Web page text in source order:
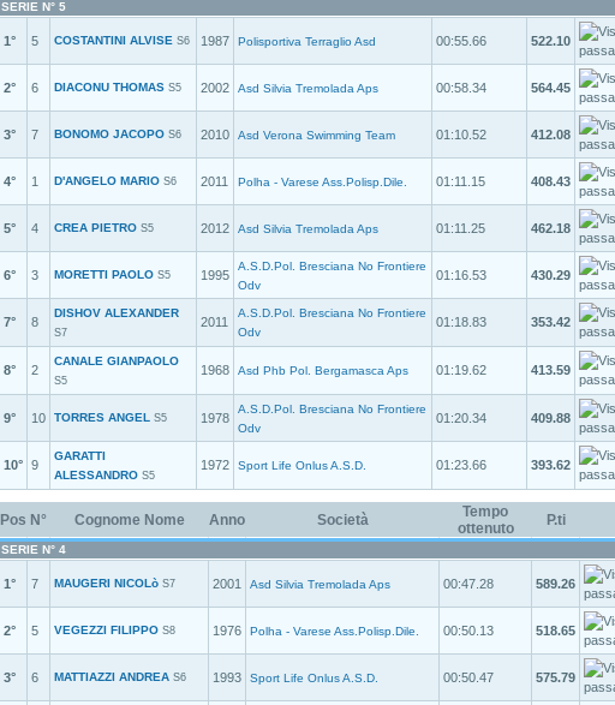
SERIE N° 5
1° 5 COSTANTINI ALVISE S6 1987 Polisportiva Terraglio Asd 00:55.66 522.10
2° 6 DIACONU THOMAS S5 2002 Asd Silvia Tremolada Aps 00:58.34 564.45
3° 7 BONOMO JACOPO S6 2010 Asd Verona Swimming Team 01:10.52 412.08
4° 1 D'ANGELO MARIO S6 2011 Polha - Varese Ass.Polisp.Dile. 01:11.15 408.43
5° 4 CREA PIETRO S5 2012 Asd Silvia Tremolada Aps 01:11.25 462.18
6° 3 MORETTI PAOLO S5 1995
A.S.D.Pol. Bresciana No Frontiere
Odv
01:16.53 430.29
7° 8
DISHOV ALEXANDER
S7
2011
A.S.D.Pol. Bresciana No Frontiere
Odv
01:18.83 353.42
8° 2
CANALE GIANPAOLO
S5
1968 Asd Phb Pol. Bergamasca Aps 01:19.62 413.59
9° 10 TORRES ANGEL S5 1978
A.S.D.Pol. Bresciana No Frontiere
Odv
01:20.34 409.88
10° 9
GARATTI
ALESSANDRO S5
1972 Sport Life Onlus A.S.D. 01:23.66 393.62
Pos N° Cognome Nome Anno Società
Tempo
ottenuto
P.ti
SERIE N° 4
1° 7 MAUGERI NICOLò S7 2001 Asd Silvia Tremolada Aps 00:47.28 589.26
2° 5 VEGEZZI FILIPPO S8 1976 Polha - Varese Ass.Polisp.Dile. 00:50.13 518.65
3° 6 MATTIAZZI ANDREA S6 1993 Sport Life Onlus A.S.D. 00:50.47 575.79